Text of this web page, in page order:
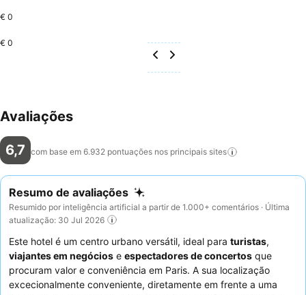
€ 0
€ 0
Avaliações
6,7 com base em 6.932 pontuações nos principais sites
Resumo de avaliações
Resumido por inteligência artificial a partir de 1.000+ comentários · Última
atualização: 30 Jul 2026
Este hotel é um centro urbano versátil, ideal para turistas,
viajantes em negócios e espectadores de concertos que
procuram valor e conveniência em Paris. A sua localização
excecionalmente conveniente, diretamente em frente a uma